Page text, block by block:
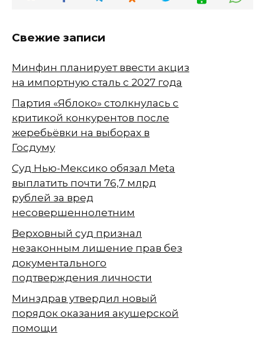
Свежие записи
Минфин планирует ввести акциз
на импортную сталь с 2027 года
Партия «Яблоко» столкнулась с
критикой конкурентов после
жеребьёвки на выборах в
Госдуму
Суд Нью-Мексико обязал Meta
выплатить почти 76,7 млрд
рублей за вред
несовершеннолетним
Верховный суд признал
незаконным лишение прав без
документального
подтверждения личности
Минздрав утвердил новый
порядок оказания акушерской
помощи